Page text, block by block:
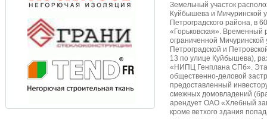
Земельный участок
Куйбышева и Мичуринской
Петроградского района, в
«Горьковская». Временный
ограниченной
Петроградской и
13 по улице Куйбышева),
«НИПЦ Генплана СПб». Эта
общественно-деловой
предоставленный
смежных домовладений
арендует ОАО «Хлебный
кроме ветхого здания